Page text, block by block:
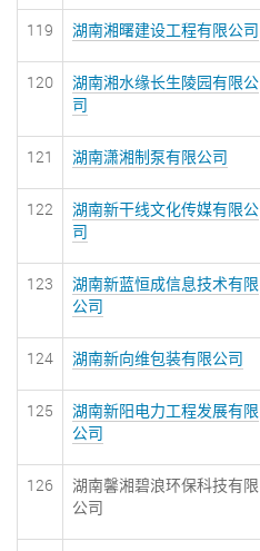
119 湖南湘曙建设工程有限公司
120
湖南湘水缘长生陵园有限公
司
121 湖南潇湘制泵有限公司
122
湖南新干线文化传媒有限公
司
123
湖南新蓝恒成信息技术有限
公司
124 湖南新向维包装有限公司
125
湖南新阳电力工程发展有限
公司
126
湖南馨湘碧浪环保科技有限
公司